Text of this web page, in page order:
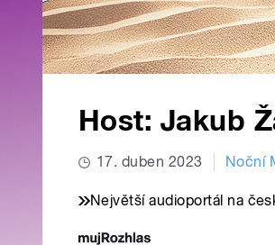
Host: Jakub
17. duben 2023 Noční
Největší audioportál na